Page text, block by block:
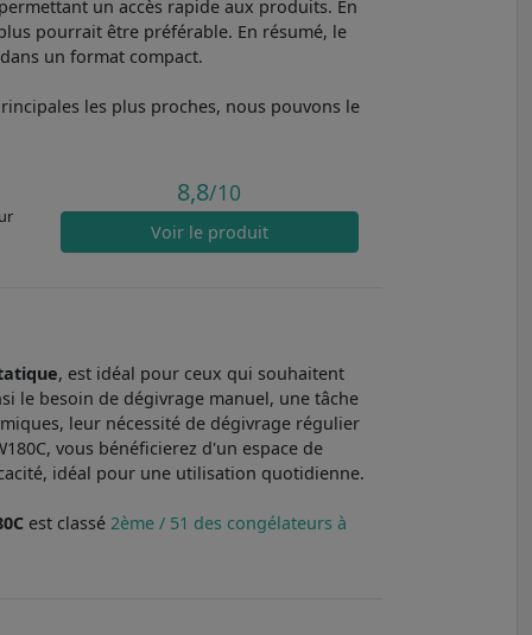
un accès rapide aux produits. En
pourrait être préférable. En résumé, le
dans un format compact.
les plus proches, nous pouvons le
8,8/10
Voirle produit
, est idéal pour ceux qui souhaitent
le besoin de dégivrage manuel, une tâche
leur nécessité de dégivrage régulier
vous bénéficierez d'un espace de
idéal pour une utilisation quotidienne.
est classé 2ème / 51 des congélateurs à